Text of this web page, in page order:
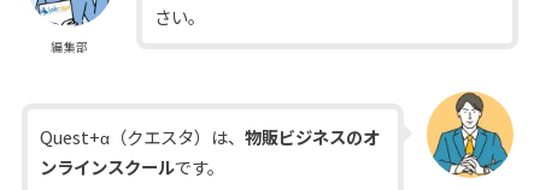
編集部
さい。
Quest+α（クエスタ）は、物販ビジネスのオ
ンラインスクールです。